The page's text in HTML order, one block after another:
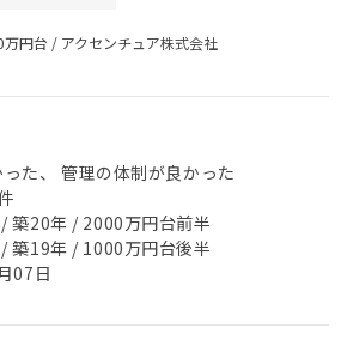
円台 / アクセンチュア株式会社
た、 管理の体制が良かった
築20年 / 2000万円台前半
築19年 / 1000万円台後半
07日